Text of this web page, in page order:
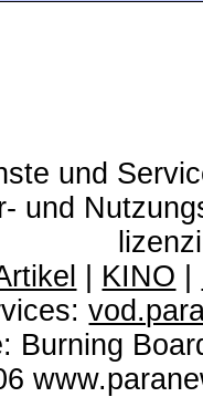
und
und
KINO
Burning